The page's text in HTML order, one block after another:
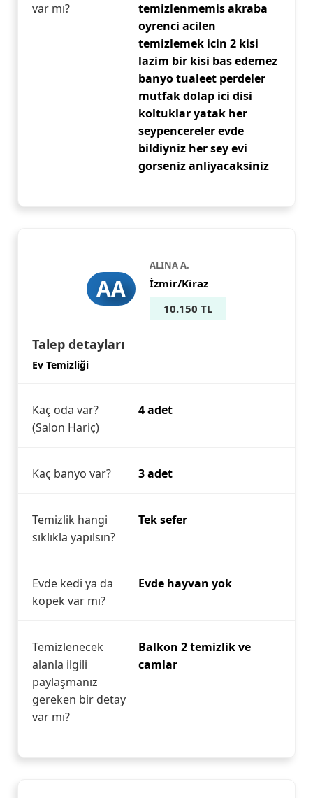
var mı?
temizlenmemis akraba
oyrenci acilen
temizlemek icin 2 kisi
lazim bir kisi bas edemez
banyo tualeet perdeler
mutfak dolap ici disi
koltuklar yatak her
seypencereler evde
bildiyniz her sey evi
gorseniz anliyacaksiniz
AA
ALINA A.
İzmir/Kiraz
10.150 TL
Talep detayları
Ev Temizliği
Kaç oda var?
(Salon Hariç)
4 adet
Kaç banyo var? 3 adet
Temizlik hangi
sıklıkla yapılsın?
Tek sefer
Evde kedi ya da
köpek var mı?
Evde hayvan yok
Temizlenecek
alanla ilgili
paylaşmanız
gereken bir detay
var mı?
Balkon 2 temizlik ve
camlar